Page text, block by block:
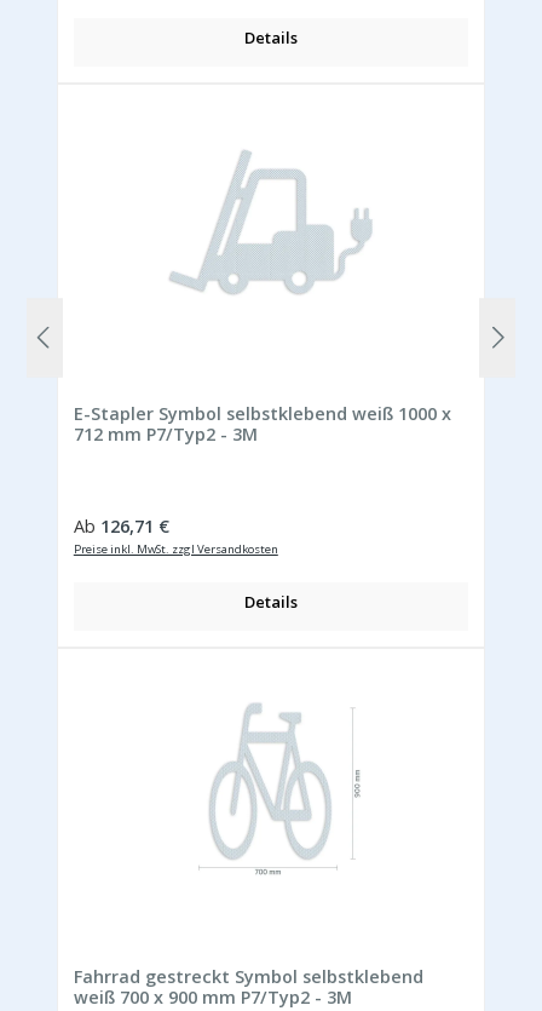
Details
E-Stapler Symbol selbstklebend weiß 1000 x
712 mm P7/Typ2 - 3M
Regulärer Preis:
Ab 126,71 €
Preise inkl. MwSt. zzgl Versandkosten
Details
Fahrrad gestreckt Symbol selbstklebend
weiß 700 x 900 mm P7/Typ2 - 3M